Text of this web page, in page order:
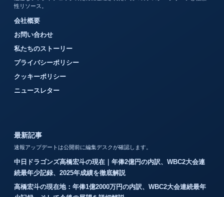
性リソース。
会社概要
お問い合わせ
私たちのストーリー
プライバシーポリシー
クッキーポリシー
ニュースレター
最新記事
速報アップデートは公開前に編集デスクが確認します。
中日ドラゴンズ高橋宏斗の現在｜年俸2億円の内訳、WBC2大会連
続最年少記録、2025年成績を徹底解説
高橋宏斗の現在地：年俸1億2000万円の内訳、WBC2大会連続最年